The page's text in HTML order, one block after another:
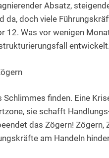
Absatz,
da, doch viele
12. Was vor wenigen
entwickelt.
finden. Eine
sie schafft
das Zögern! Zögern,
am Handeln